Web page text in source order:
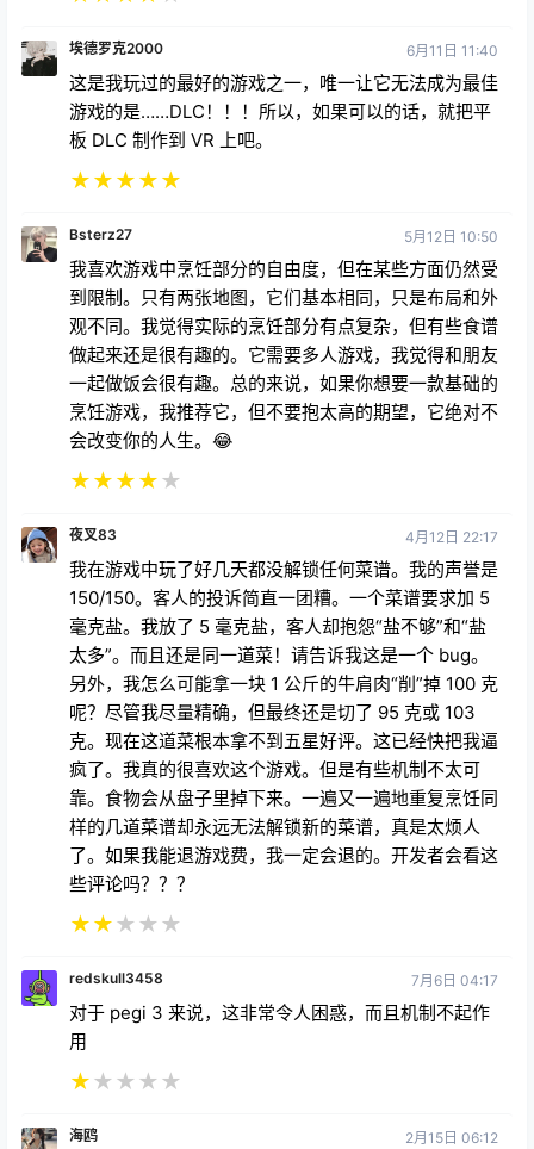
埃德罗克2000 6月11日 11:40
这是我玩过的最好的游戏之一，唯一让它无法成为最佳
游戏的是……DLC！！！所以，如果可以的话，就把平
板 DLC 制作到 VR 上吧。
★★★★★
Bsterz27 5月12日 10:50
我喜欢游戏中烹饪部分的自由度，但在某些方面仍然受
到限制。只有两张地图，它们基本相同，只是布局和外
观不同。我觉得实际的烹饪部分有点复杂，但有些食谱
做起来还是很有趣的。它需要多人游戏，我觉得和朋友
一起做饭会很有趣。总的来说，如果你想要一款基础的
烹饪游戏，我推荐它，但不要抱太高的期望，它绝对不
会改变你的人生。😂
★★★★★
夜叉83 4月12日 22:17
我在游戏中玩了好几天都没解锁任何菜谱。我的声誉是
150/150。客人的投诉简直一团糟。一个菜谱要求加 5
毫克盐。我放了 5 毫克盐，客人却抱怨“盐不够”和“盐
太多”。而且还是同一道菜！请告诉我这是一个 bug。
另外，我怎么可能拿一块 1 公斤的牛肩肉“削”掉 100 克
呢？尽管我尽量精确，但最终还是切了 95 克或 103
克。现在这道菜根本拿不到五星好评。这已经快把我逼
疯了。我真的很喜欢这个游戏。但是有些机制不太可
靠。食物会从盘子里掉下来。一遍又一遍地重复烹饪同
样的几道菜谱却永远无法解锁新的菜谱，真是太烦人
了。如果我能退游戏费，我一定会退的。开发者会看这
些评论吗？？？
★★★ ★ ★
redskull3458 7月6日 04:17
对于 pegi 3 来说，这非常令人困惑，而且机制不起作
用
★★ ★ ★ ★
海鸥 2月15日 06:12